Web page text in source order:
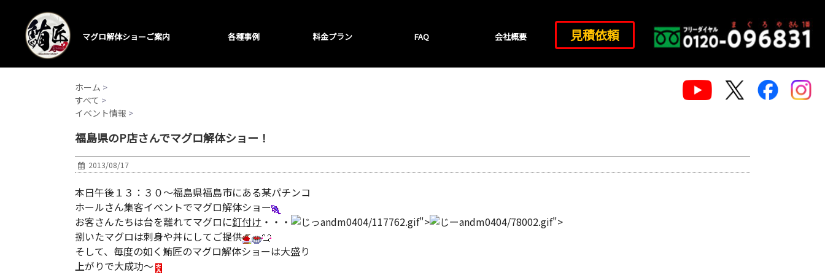
マグロ解体ショーご案内 各種事例 料金プラン FAQ 会社概要 見積依頼
ホーム >
すべて >
イベント情報 >
福島県のP店さんでマグロ解体ショー！
2013/08/17
本日午後１３：３０～福島県福島市にある某パチンコ
ホールさん集客イベントでマグロ解体ショー
お客さんたちは台を離れてマグロに釘付け ・・・ andm0404/117762.gif">
andm0404/78002.gif">
捌いたマグロは刺身や丼にしてご提供
そして、毎度の如く鮪匠のマグロ解体ショーは大盛り
上がりで大成功～